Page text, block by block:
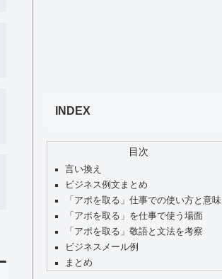
INDEX
目次
言い換え
ビジネス例文まとめ
「アポを取る」仕事での使い方と意味
「アポを取る」を仕事で使う場面
「アポを取る」敬語と文法を考察
ビジネスメール例
まとめ